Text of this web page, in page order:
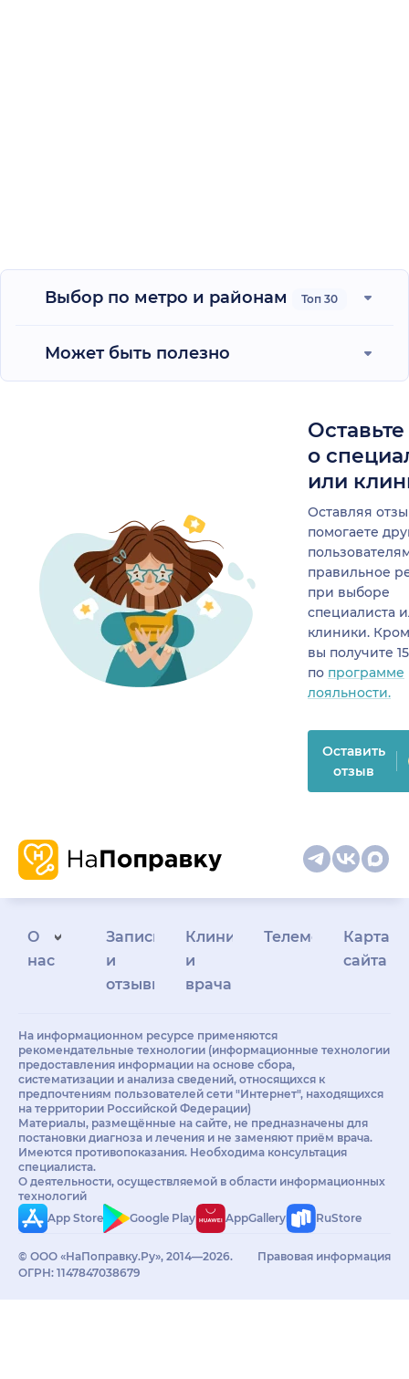
Выбор по метро и районам Топ 30
Может быть полезно
о
или
Оставляя
помогаете
правильное
при выборе
специалиста
клиники.
вы получите
по программе
лояльности.
Оставить
отзыв
О
нас
Запись
и
отзывы
Клиникам
и
врачам
Телемедицина
Карта
сайта
На информационном ресурсе применяются
рекомендательные технологии (информационные технологии
предоставления информации на основе сбора,
систематизации и анализа сведений, относящихся к
предпочтениям пользователей сети "Интернет", находящихся
на территории Российской Федерации)
Материалы, размещённые на сайте, не предназначены для
постановки диагноза и лечения и не заменяют приём врача.
Имеются противопоказания. Необходима консультация
специалиста.
О деятельности, осуществляемой в области информационных
технологий
App Store
Google Play AppGallery RuStore
© ООО «НаПоправку.Ру», 2014—2026.
ОГРН: 1147847038679
Правовая информация